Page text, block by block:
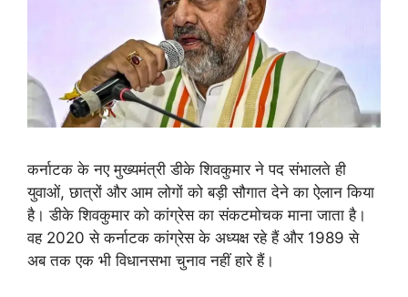
कर्नाटक के नए मुख्यमंत्री डीके शिवकुमार ने पद संभालते ही
युवाओं, छात्रों और आम लोगों को बड़ी सौगात देने का ऐलान किया
है। डीके शिवकुमार को कांग्रेस का संकटमोचक माना जाता है।
वह 2020 से कर्नाटक कांग्रेस के अध्यक्ष रहे हैं और 1989 से
अब तक एक भी विधानसभा चुनाव नहीं हारे हैं।